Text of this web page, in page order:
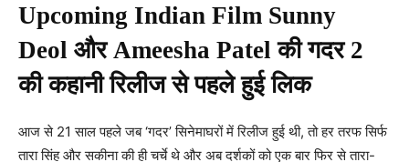
Upcoming Indian Film Sunny
Deol और Ameesha Patel की गदर 2
की कहानी रिलीज से पहले हुई लिक
आज से 21 साल पहले जब ‘गदर’ सिनेमाघरों में रिलीज हुई थी, तो हर तरफ सिर्फ
तारा सिंह और सकीना की ही चर्चे थे और अब दर्शकों को एक बार फिर से तारा-